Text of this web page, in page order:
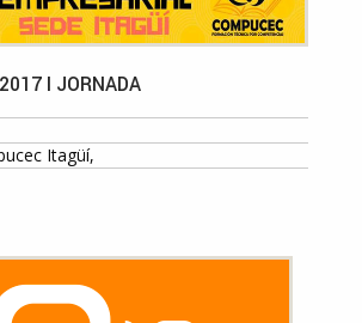
I JORNADA
Itagüí,